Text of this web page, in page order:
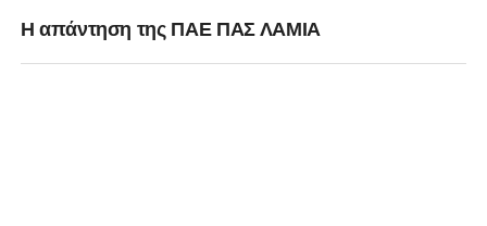
Η απάντηση της ΠΑΕ ΠΑΣ ΛΑΜΙΑ